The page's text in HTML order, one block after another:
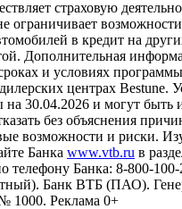
страховую
ограничивает
в кредит на
Дополнительная
и условиях
центрах Bestune.
на 30.04.2026 и могут быть
без объяснения
возможности и риски.
Банка www.vtb.ru в
телефону Банка: 8-800-100-
Банк ВТБ (ПАО).
1000. Реклама 0+